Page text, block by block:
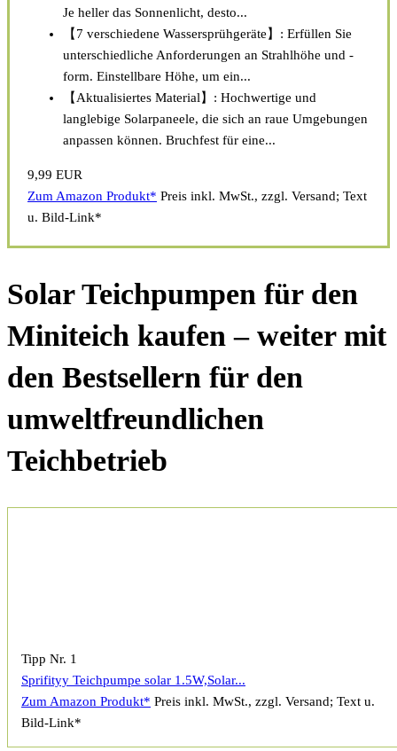
Je heller das Sonnenlicht, desto...
【7 verschiedene Wassersprühgeräte】: Erfüllen Sie
unterschiedliche Anforderungen an Strahlhöhe und -
form. Einstellbare Höhe, um ein...
【Aktualisiertes Material】: Hochwertige und
langlebige Solarpaneele, die sich an raue Umgebungen
anpassen können. Bruchfest für eine...
9,99 EUR
Zum Amazon Produkt* Preis inkl. MwSt., zzgl. Versand; Text
u. Bild-Link*
Solar Teichpumpen für den
Miniteich kaufen – weiter mit
den Bestsellern für den
umweltfreundlichen
Teichbetrieb
Tipp Nr. 1
Sprifityy Teichpumpe solar 1.5W,Solar...
Zum Amazon Produkt* Preis inkl. MwSt., zzgl. Versand; Text u.
Bild-Link*